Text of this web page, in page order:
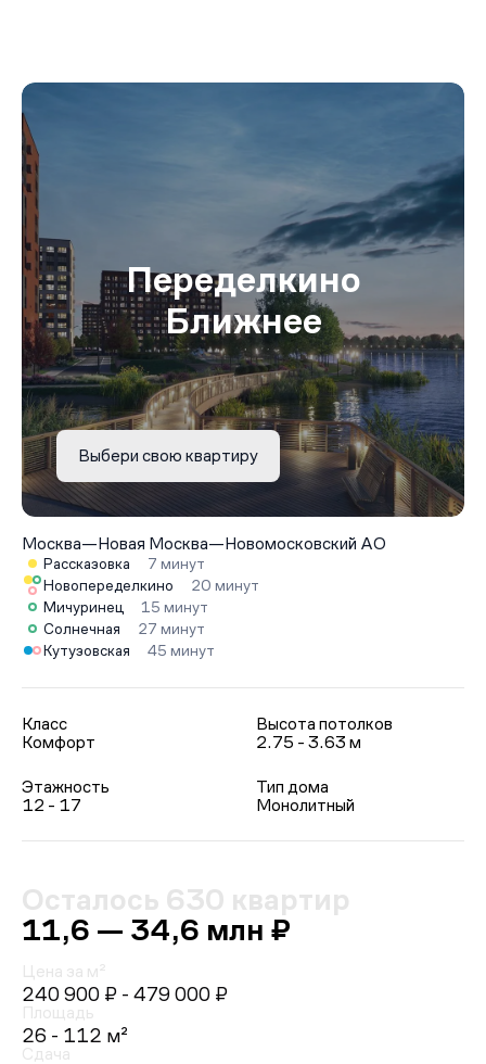
Переделкино
Ближнее
Выбери свою квартиру
Москва—Новая Москва—Новомосковский АО
Рассказовка
7 минут
Новопеределкино
20 минут
Мичуринец
15 минут
Солнечная
27 минут
Кутузовская
45 минут
Класс
Комфорт
Высота потолков
2.75 - 3.63 м
Этажность
12 - 17
Тип дома
Монолитный
Осталось 630 квартир
11,6 — 34,6 млн ₽
Цена за м²
240 900 ₽ - 479 000 ₽
Площадь
26 - 112 м²
Сдача